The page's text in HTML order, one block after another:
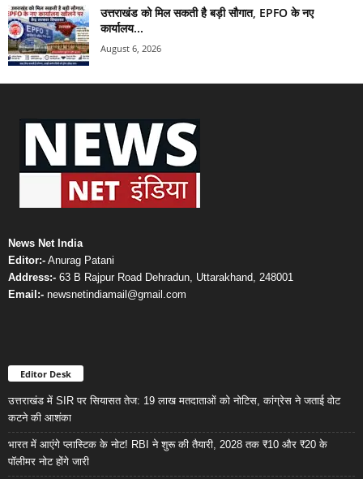
उत्तराखंड को मिल सकती है बड़ी सौगात, EPFO के नए
कार्यालय...
August 6, 2026
News Net India
Editor:- Anurag Patani
Address:- 63 B Rajpur Road Dehradun, Uttarakhand, 248001
Email:- newsnetindiamail@gmail.com
Editor Desk
उत्तराखंड में SIR पर सियासत तेज: 19 लाख मतदाताओं को नोटिस, कांग्रेस ने जताई वोट
कटने की आशंका
भारत में आएंगे प्लास्टिक के नोट! RBI ने शुरू की तैयारी, 2028 तक ₹10 और ₹20 के
पॉलीमर नोट होंगे जारी